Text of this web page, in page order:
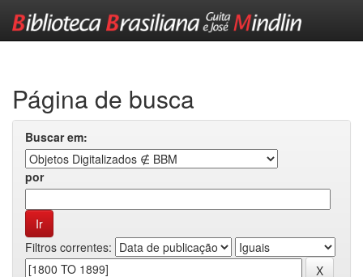
Página de busca
Buscar em:
por
Filtros correntes: